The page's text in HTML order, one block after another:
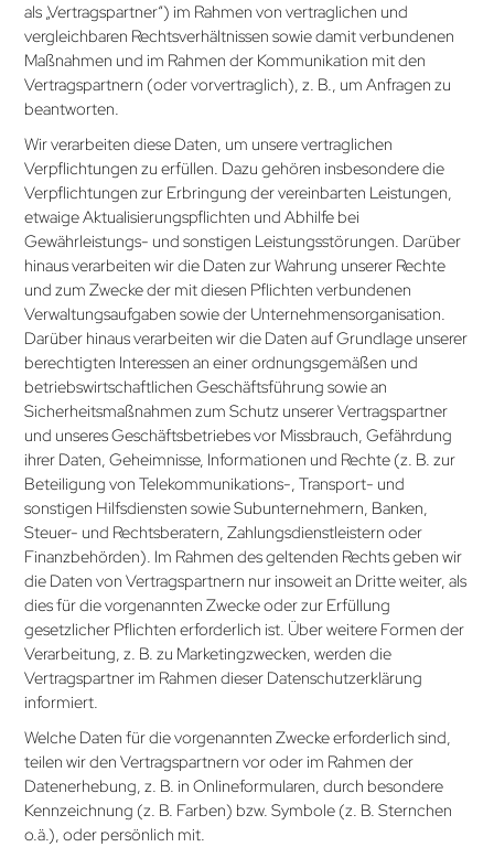
als „Vertragspartner“) im Rahmen von vertraglichen und
vergleichbaren Rechtsverhält­nissen sowie damit verbundenen
Maßnahmen und im Rahmen der Kommunikation mit den
Vertrags­partnern (oder vorvertraglich), z. B., um Anfragen zu
beantworten.
Wir verarbeiten diese Daten, um unsere vertraglichen
Verpflichtung­en zu erfüllen. Dazu gehören insbesondere die
Verpflichtungen zur Erbringung der vereinbarten Leistungen,
etwaige Aktualisierungspflichten und Abhilfe bei
Gewährleistungs- und sonstigen Leistungs­störungen. Darüber
hinaus verarbeiten wir die Daten zur Wahrung unserer Rechte
und zum Zwecke der mit diesen Pflichten verbundenen
Verwaltungs­aufgaben sowie der Unternehmensorganisation.
Darüber hinaus verarbeiten wir die Daten auf Grundlage unserer
berechtigten Interessen an einer ordnungsgemäßen und
betriebswirtschaftlichen Geschäftsführung sowie an
Sicherheitsmaßnahmen zum Schutz unserer Vertragspartner
und unseres Geschäftsbetriebes vor Missbrauch, Gefährdung
ihrer Daten, Geheimnisse, Informationen und Rechte (z. B. zur
Beteiligung von Tele­kommunikations-, Transport- und
sonstigen Hilfsdiensten sowie Subunternehmern, Banken,
Steuer- und Rechtsberatern, Zahlungsdienstleistern oder
Finanzbehörden). Im Rahmen des geltenden Rechts geben wir
die Daten von Vertragspartnern nur insoweit an Dritte weiter, als
dies für die vorgenannten Zwecke oder zur Erfüllung
gesetzlicher Pflichten erforderlich ist. Über weitere Formen der
Verarbeitung, z. B. zu Marketingzwecken, werden die
Vertragspartner im Rahmen dieser Datenschutz­erklärung
informiert.
Welche Daten für die vorgenannten Zwecke erforderlich sind,
teilen wir den Vertragspartnern vor oder im Rahmen der
Datenerhebung, z. B. in Onlineformularen, durch besondere
Kennzeichnung (z. B. Farben) bzw. Symbole (z. B. Sternchen
o.ä.), oder persönlich mit.